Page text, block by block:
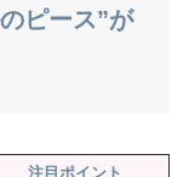
ピース”が
注目ポイント